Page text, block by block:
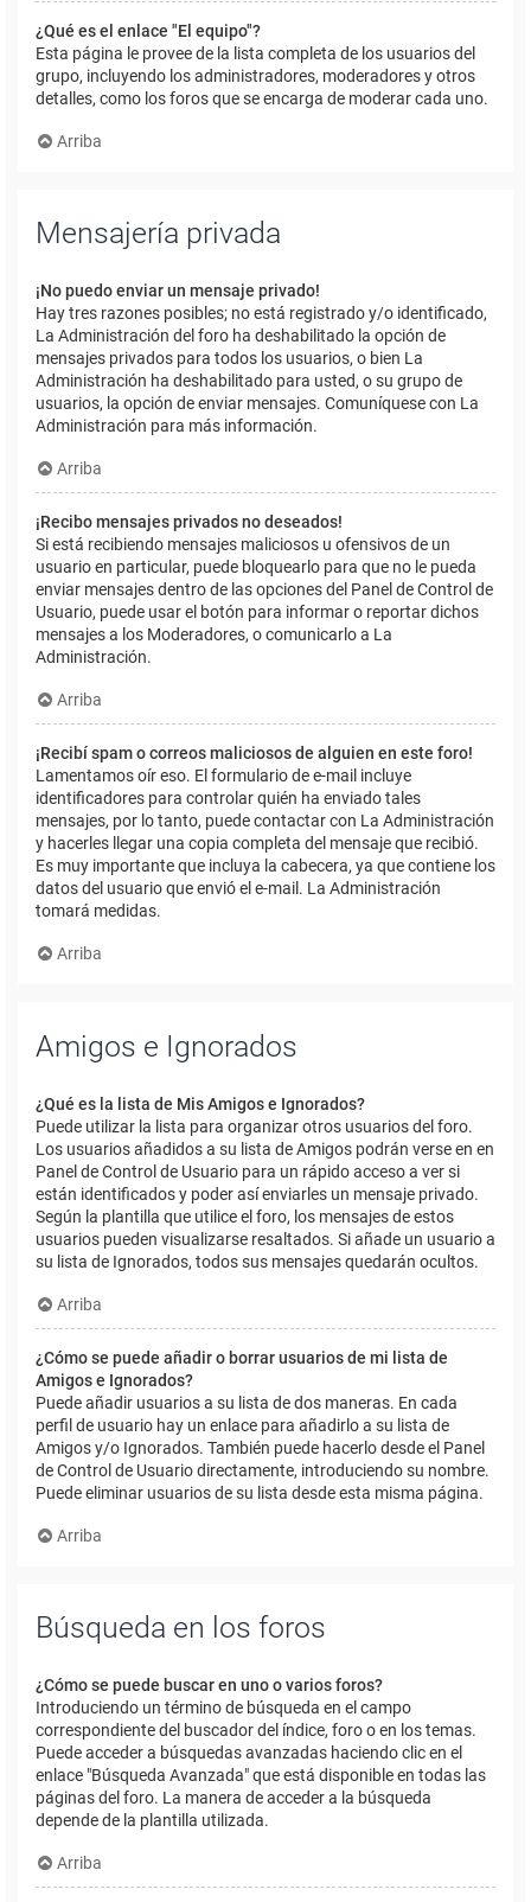
¿Qué es el enlace "El equipo"?
Esta página le provee de la lista completa de los usuarios del
grupo, incluyendo los administradores, moderadores y otros
detalles, como los foros que se encarga de moderar cada uno.
Arriba
Mensajería privada
¡No puedo enviar un mensaje privado!
Hay tres razones posibles; no está registrado y/o identificado,
La Administración del foro ha deshabilitado la opción de
mensajes privados para todos los usuarios, o bien La
Administración ha deshabilitado para usted, o su grupo de
usuarios, la opción de enviar mensajes. Comuníquese con La
Administración para más información.
Arriba
¡Recibo mensajes privados no deseados!
Si está recibiendo mensajes maliciosos u ofensivos de un
usuario en particular, puede bloquearlo para que no le pueda
enviar mensajes dentro de las opciones del Panel de Control de
Usuario, puede usar el botón para informar o reportar dichos
mensajes a los Moderadores, o comunicarlo a La
Administración.
Arriba
¡Recibí spam o correos maliciosos de alguien en este foro!
Lamentamos oír eso. El formulario de e-mail incluye
identificadores para controlar quién ha enviado tales
mensajes, por lo tanto, puede contactar con La Administración
y hacerles llegar una copia completa del mensaje que recibió.
Es muy importante que incluya la cabecera, ya que contiene los
datos del usuario que envió el e-mail. La Administración
tomará medidas.
Arriba
Amigos e Ignorados
¿Qué es la lista de Mis Amigos e Ignorados?
Puede utilizar la lista para organizar otros usuarios del foro.
Los usuarios añadidos a su lista de Amigos podrán verse en en
Panel de Control de Usuario para un rápido acceso a ver si
están identificados y poder así enviarles un mensaje privado.
Según la plantilla que utilice el foro, los mensajes de estos
usuarios pueden visualizarse resaltados. Si añade un usuario a
su lista de Ignorados, todos sus mensajes quedarán ocultos.
Arriba
¿Cómo se puede añadir o borrar usuarios de mi lista de
Amigos e Ignorados?
Puede añadir usuarios a su lista de dos maneras. En cada
perfil de usuario hay un enlace para añadirlo a su lista de
Amigos y/o Ignorados. También puede hacerlo desde el Panel
de Control de Usuario directamente, introduciendo su nombre.
Puede eliminar usuarios de su lista desde esta misma página.
Arriba
Búsqueda en los foros
¿Cómo se puede buscar en uno o varios foros?
Introduciendo un término de búsqueda en el campo
correspondiente del buscador del índice, foro o en los temas.
Puede acceder a búsquedas avanzadas haciendo clic en el
enlace "Búsqueda Avanzada" que está disponible en todas las
páginas del foro. La manera de acceder a la búsqueda
depende de la plantilla utilizada.
Arriba